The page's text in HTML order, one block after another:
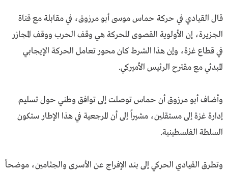
قال القيادي في حركة حماس موسى أبو مرزوق، في مقابلة مع قناة
الجزيرة، إن الأولوية القصوى للحركة هي وقف الحرب ووقف المجازر
في قطاع غزة، وإن هذا الشرط كان محور تعامل الحركة الإيجابي
المبدئي مع مقترح الرئيس الأميركي.
وأضاف أبو مرزوق أن حماس توصلت إلى توافق وطني حول تسليم
إدارة غزة إلى مستقلين، مشيراً إلى أن المرجعية في هذا الإطار ستكون
السلطة الفلسطينية.
وتطرق القيادي الحركي إلى بند الإفراج عن الأسرى والجثامين، موضحاً